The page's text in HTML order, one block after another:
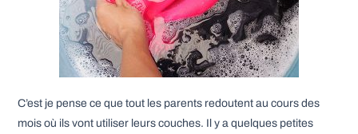
C’est je pense ce que tout les parents redoutent au cours des
mois où ils vont utiliser leurs couches. Il y a quelques petites